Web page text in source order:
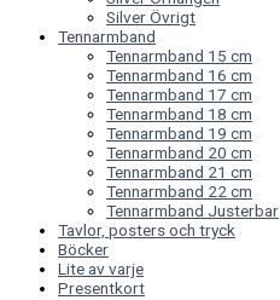
Silver Övrigt
Tennarmband
Tennarmband 15 cm
Tennarmband 16 cm
Tennarmband 17 cm
Tennarmband 18 cm
Tennarmband 19 cm
Tennarmband 20 cm
Tennarmband 21 cm
Tennarmband 22 cm
Tennarmband Justerbar
Tavlor, posters och tryck
Böcker
Lite av varje
Presentkort